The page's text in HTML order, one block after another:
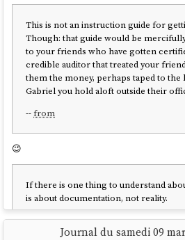
This is not an instruction guide for
Though: that guide would be
to your friends who have gotten
credible auditor that treated your
them the money, perhaps taped to
Gabriel you hold aloft outside their
--from
😉
If there is one thing to understand about
is about documentation, not reality.
--from
Journal du samedi 09